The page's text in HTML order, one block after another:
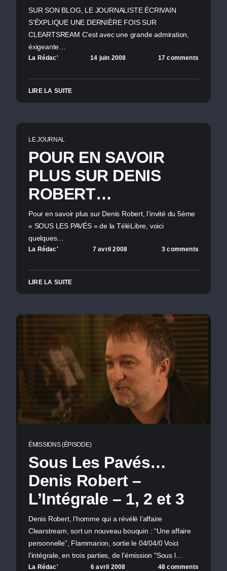
SUR SON BLOG, LE JOURNALISTE ÉCRIVAIN
S’ÉXPLIQUE UNE DERNIÈRE FOIS SUR
CLEARTSREAM C’est avec une grande admiration,
éxigeante…
La Rédac' 14 juin 2008 17 comments
LIRE LA SUITE
LE JOURNAL
POUR EN SAVOIR
PLUS SUR DENIS
ROBERT…
Pour en savoir plus sur Denis Robert, l’invité du 5ème
« SOUS LES PAVÉS » de la TéléLibre, voici
quelques…
La Rédac' 7 avril 2008 3 comments
LIRE LA SUITE
ÉMISSIONS (ÉPISODE)
Sous Les Pavés…
Denis Robert –
L’Intégrale – 1, 2 et 3
Denis Robert, l’homme qui a révélé l’affaire
Clearstream, sort un nouveau bouquin : “Une affaire
personnelle”, Flammarion, sortie le 04/04/0 Voici
l'intégrale, en trois parties, de l'émission "Sous l…
La Rédac' 6 avril 2008 48 comments